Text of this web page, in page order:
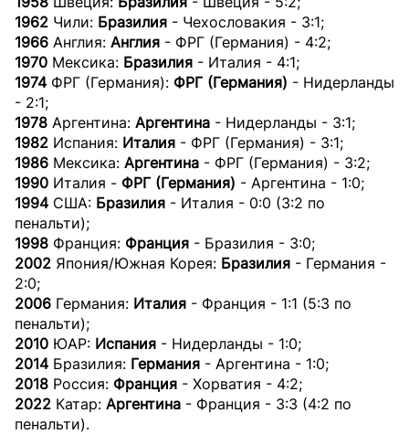
1962 Чили: Бразилия - Чехословакия - 3:1;
1966 Англия: Англия - ФРГ (Германия) - 4:2;
1970 Мексика: Бразилия - Италия - 4:1;
1974 ФРГ (Германия): ФРГ (Германия) - Нидерланды
- 2:1;
1978 Аргентина: Аргентина - Нидерланды - 3:1;
1982 Испания: Италия - ФРГ (Германия) - 3:1;
1986 Мексика: Аргентина - ФРГ (Германия) - 3:2;
1990 Италия - ФРГ (Германия) - Аргентина - 1:0;
1994 США: Бразилия - Италия - 0:0 (3:2 по
пенальти);
1998 Франция: Франция - Бразилия - 3:0;
2002 Япония/Южная Корея: Бразилия - Германия -
2:0;
2006 Германия: Италия - Франция - 1:1 (5:3 по
пенальти);
2010 ЮАР: Испания - Нидерланды - 1:0;
2014 Бразилия: Германия - Аргентина - 1:0;
2018 Россия: Франция - Хорватия - 4:2;
2022 Катар: Аргентина - Франция - 3:3 (4:2 по
пенальти).